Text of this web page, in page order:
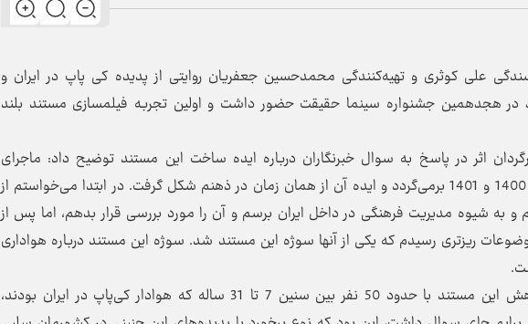
علی کوثری و تهیه‌کنندگی محمدحسین جعفریان روایتی از پدیده کی پاپ در ایران و
در هجدهمین جشنواره سینما حقیقت حضور داشت و اولین تجربه فیلمسازی مستند بلند
اثر در پاسخ به سوال خبرنگاران درباره ایده‌ ساخت این مستند توضیح داد: ماجرای
ساخت این فیلم مستند به اواخر سال 1400 و 1401 برمی‌گردد و ایده آن از همان زمان در ذهنم شکل گرفت. در ابتدا می‌خواستم از
و به شیوه مدیریت فرهنگی در داخل ایران برسم و آن را مورد بررسی قرار بدهم، اما پس از
ریزتری رسیدم که یکی از آنها سوژه این مستند شد. سوژه این مستند درباره هواداری
وی ادامه داد: در زمان تحقیق و پژوهش این مستند با حدود 50 نفر بین سنین 7 تا 31 ساله که هوادار کی‌پاپ در ایران بودند،